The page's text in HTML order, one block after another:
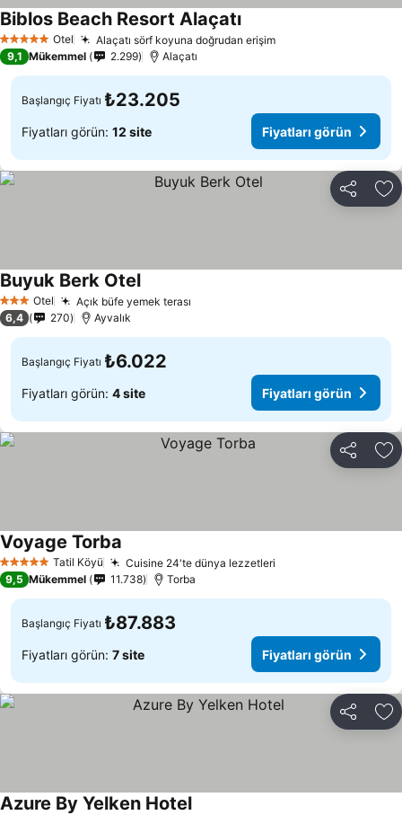
5 Yıldız Otel Alaçatı sörf koyuna doğrudan erişim
Biblos Beach Resort Alaçatı
9,1 Mükemmel 2.299 Alaçatı
Başlangıç Fiyatı ₺23.205
Fiyatları görün: 12 site Fiyatları görün
Paylaş
3 YıldızOtel Açık büfe yemek terası
Buyuk Berk Otel
6,4 270 Ayvalık
Başlangıç Fiyatı ₺6.022
Fiyatları görün: 4 site Fiyatları görün
Paylaş
5 Yıldız Tatil Köyü Cuisine 24'te dünya lezzetleri
Voyage Torba
9,5 Mükemmel 11.738 Torba
Başlangıç Fiyatı ₺87.883
Fiyatları görün: 7 site Fiyatları görün
Paylaş
Azure By Yelken Hotel